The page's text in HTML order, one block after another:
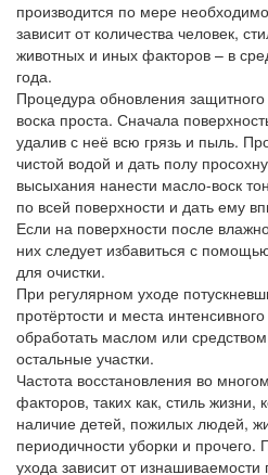
производится по мере
зависит от количества человек,
животных и иных факторов – в
года.
Процедура обновления
воска проста. Сначала
удалив с неё всю грязь и пыль.
чистой водой и дать полу
высыхания нанести масло-воск
по всей поверхности и дать ему
Если на поверхности после
них следует избавиться с
для очистки.
При регулярном уходе
протёртости и места
обработать маслом или
остальные участки.
Частота восстановления во
факторов, таких как, стиль
наличие детей, пожилых людей,
периодичности уборки и прочего.
ухода зависит от